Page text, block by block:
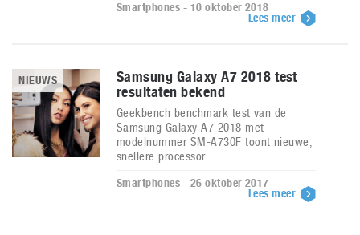
Smartphones - 10 oktober 2018
Lees meer
NIEUWS
Samsung Galaxy A7 2018 test
resultaten bekend
Geekbench benchmark test van de
Samsung Galaxy A7 2018 met
modelnummer SM-A730F toont nieuwe,
snellere processor.
Smartphones - 26 oktober 2017
Lees meer